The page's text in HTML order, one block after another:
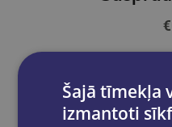
Šajā tīmekļa
izmantoti